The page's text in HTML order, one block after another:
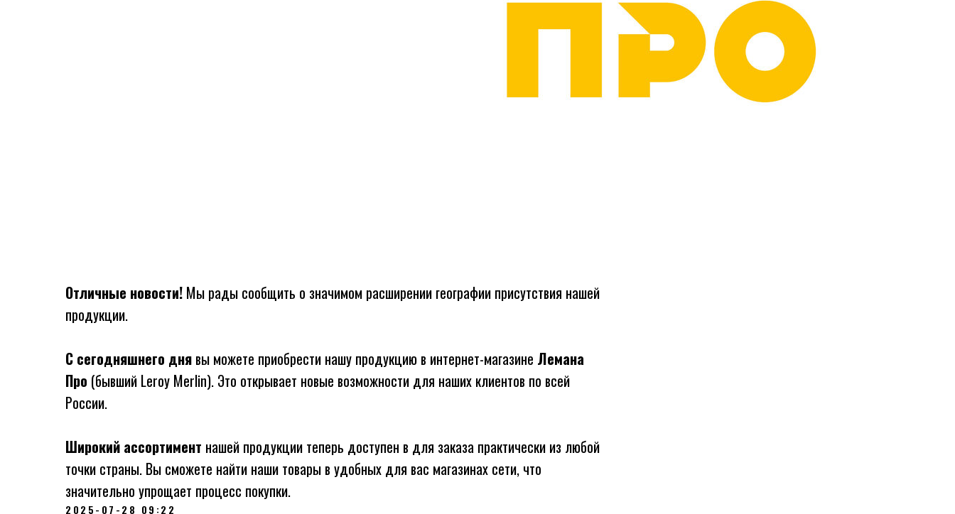
Отличные новости! Мы рады сообщить о значимом расширении географии присутствия нашей
продукции.
С сегодняшнего дня вы можете приобрести нашу продукцию в интернет-магазине Лемана
Про (бывший Leroy Merlin). Это открывает новые возможности для наших клиентов по всей
России.
Широкий ассортимент нашей продукции теперь доступен в для заказа практически из любой
точки страны. Вы сможете найти наши товары в удобных для вас магазинах сети, что
значительно упрощает процесс покупки.
2025-07-28 09:22